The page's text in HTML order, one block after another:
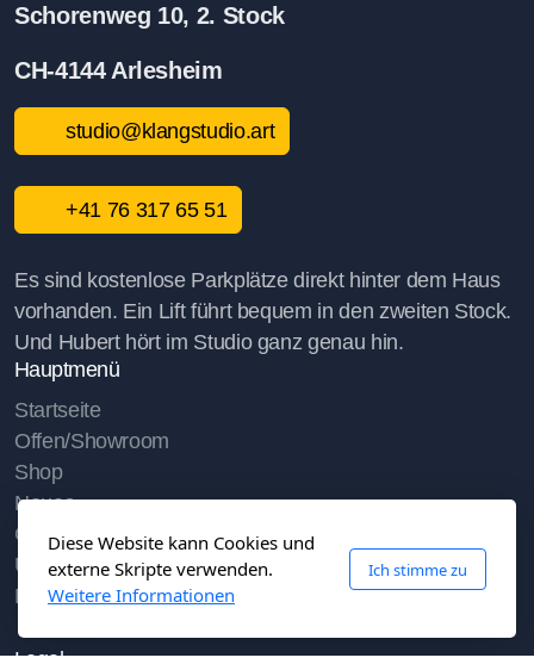
Schorenweg 10, 2. Stock
CH-4144 Arlesheim
studio@klangstudio.art
+41 76 317 65 51
Es sind kostenlose Parkplätze direkt hinter dem Haus
vorhanden. Ein Lift führt bequem in den zweiten Stock.
Und Hubert hört im Studio ganz genau hin.
Hauptmenü
Startseite
Offen/Showroom
Shop
Neues
Clips
Über uns/Medien
Kontakt/Service
Legal
Diese Website kann Cookies und
externe Skripte verwenden.
Weitere Informationen
Ich stimme zu